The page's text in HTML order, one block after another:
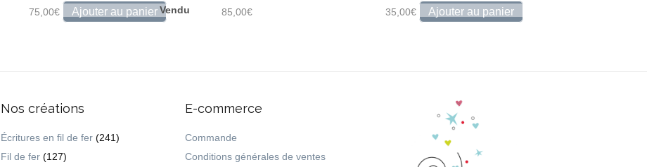
75,00€ Ajouter au panier 85,00€ 35,00€ Ajouter au panier
Nos créations
Écritures en fil de fer (241)
Fil de fer (127)
E-commerce
Commande
Conditions générales de ventes